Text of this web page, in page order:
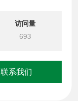
访问量
693
联系我们